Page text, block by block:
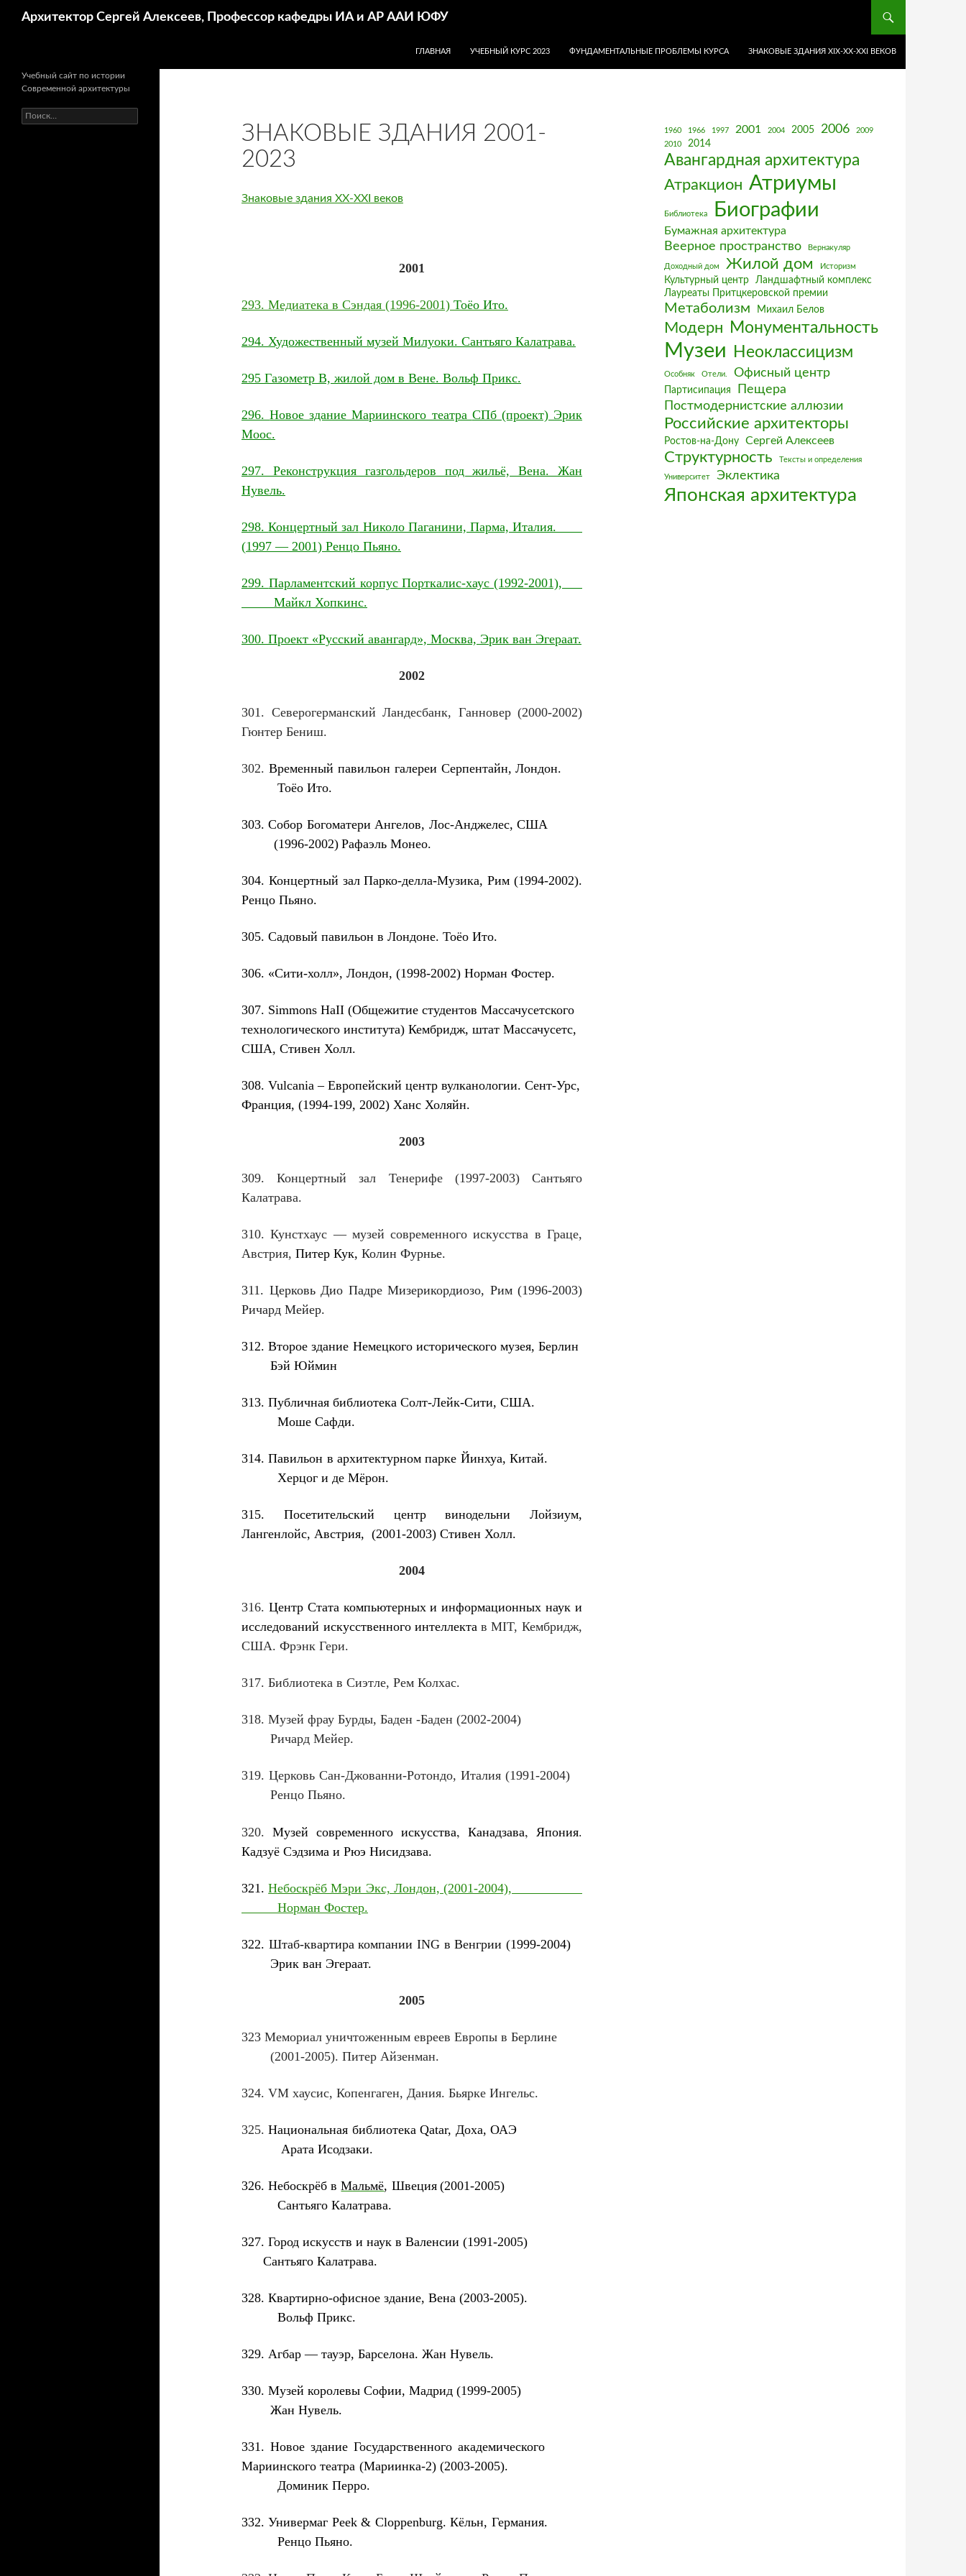
Архитектор Сергей Алексеев, Профессор кафедры ИА и АР ААИ ЮФУ
ГЛАВНАЯ
УЧЕБНЫЙ КУРС 2023 ФУНДАМЕНТАЛЬНЫЕ ПРОБЛЕМЫ КУРСА ЗНАКОВЫЕ ЗДАНИЯ XIX-ХХ-XXI ВЕКОВ
ЗНАКОВЫЕ ЗДАНИЯ 2001-
2023
Знаковые здания ХХ-XXI веков
2001
293. Медиатека в Сэндая (1996-2001) Тоёо Ито.
294. Художественный музей Милуоки. Сантьяго Калатрава.
295 Газометр В, жилой дом в Вене. Вольф Прикс.
296.Новое здание Мариинского театра СПб (проект) Эрик
Моос.
297. Реконструкция газгольдеров под жильё, Вена. Жан
Нувель.
298.Концертный зал Николо Паганини, Парма, Италия.
(1997 — 2001) Ренцо Пьяно.
299. Парламентский корпус Порткалис-хаус (1992-2001),
Майкл Хопкинс.
300. Проект «Русский авангард», Москва, Эрик ван Эгераат.
2002
301. Северогерманский Ландесбанк, Ганновер (2000-2002)
Гюнтер Бениш.
302. Временный павильон галереи Серпентайн, Лондон.
Тоёо Ито.
303.Собор Богоматери Ангелов, Лос-Анджелес, США
(1996-2002) Рафаэль Монео.
304. Концертный зал Парко-делла-Музика, Рим (1994-2002).
Ренцо Пьяно.
305. Садовый павильон в Лондоне. Тоёо Ито.
306. «Сити-холл», Лондон, (1998-2002) Норман Фостер.
307. Simmons HaII (Общежитие студентов Массачусетского
технологического института) Кембридж, штат Массачусетс,
США, Стивен Холл.
308. Vulcania – Европейский центр вулканологии. Сент-Урс,
Франция, (1994-199, 2002) Ханс Холяйн.
2003
309. Концертный зал Тенерифе (1997-2003) Сантьяго
Калатрава.
310. Кунстхаус — музей современного искусства в Граце,
Австрия, Питер Кук, Колин Фурнье.
311. Церковь Дио Падре Мизерикордиозо, Рим (1996-2003)
Ричард Мейер.
312.Второе здание Немецкого исторического музея,Берлин
Бэй Юймин
313. Публичная библиотека Солт-Лейк-Сити,США.
Моше Сафди.
314. Павильон в архитектурном парке Йинхуа, Китай.
Херцог и де Мёрон.
315. Посетительский центр винодельни Лойзиум,
Лангенлойс, Австрия, (2001-2003) Стивен Холл.
2004
316. Центр Стата компьютерных и информационных наук и
исследований искусственного интеллекта вMIT,Кембридж,
США. Фрэнк Гери.
317. Библиотека в Сиэтле, Рем Колхас.
318. Музей фрау Бурды, Баден -Баден (2002-2004)
Ричард Мейер.
319. Церковь Сан-Джованни-Ротондо, Италия (1991-2004)
Ренцо Пьяно.
320. Музей современного искусства, Канадзава, Япония.
Кадзуё Сэдзима и Рюэ Нисидзава.
321.Небоскрёб Мэри Экс, Лондон, (2001-2004),
Норман Фостер.
322. Штаб-квартира компании ING в Венгрии (1999-2004)
Эрик ван Эгераат.
2005
323 Мемориал уничтоженным евреев Европы в Берлине
(2001-2005). Питер Айзенман.
324. VM хаусис, Копенгаген, Дания. Бьярке Ингельс.
325.Национальная библиотека Qatar, Доха, ОАЭ
Арата Исодзаки.
326. Небоскрёб вМальмё, Швеция (2001-2005)
Сантьяго Калатрава.
327.Город искусств и наукв Валенсии (1991-2005)
Сантьяго Калатрава.
328. Квартирно-офисное здание, Вена (2003-2005).
Вольф Прикс.
329. Агбар — тауэр, Барселона. Жан Нувель.
330. Музей королевы Софии, Мадрид (1999-2005)
Жан Нувель.
331. Новое здание Государственного академического
Мариинского театра (Мариинка-2)(2003-2005).
Доминик Перро.
332. Универмаг Peek & Cloppenburg. Кёльн, Германия.
Ренцо Пьяно.
1960 1966 1997 2001 2004 2005 2006
2009
2010
2014
Авангардная архитектура
Атракцион Атриумы
Библиотека Биографии
Бумажная архитектура
Веерное пространство Вернакуляр
Доходный дом Жилой дом Историзм
Культурный центр
Ландшафтный комплекс
Лауреаты Притцкеровской премии
Метаболизм Михаил Белов
Модерн Монументальность
Музеи Неоклассицизм
Особняк Отели. Офисный центр
Партисипация
Пещера
Постмодернистские аллюзии
Российские архитекторы
Ростов-на-Дону Сергей Алексеев
Структурность Тексты и определения
Университет Эклектика
Японская архитектура
Учебный сайт по истории
Современной архитектуры
Найти: